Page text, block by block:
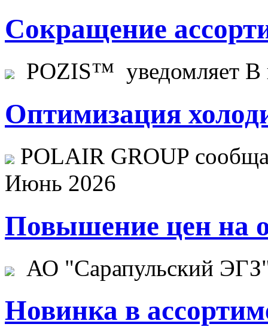
Сокращение
POZIS™ уведомляет В
Оптимизация
POLAIR GROUP
Июнь 2026
Повышение цен на
АО "Сарапульский
Новинка в